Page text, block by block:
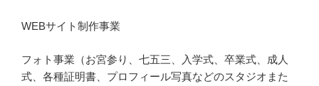
WEBサイト制作事業
フォト事業（お宮参り、七五三、入学式、卒業式、成人
式、各種証明書、プロフィール写真などのスタジオまた